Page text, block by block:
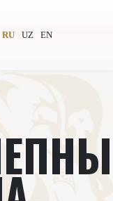
RU UZ EN
общество